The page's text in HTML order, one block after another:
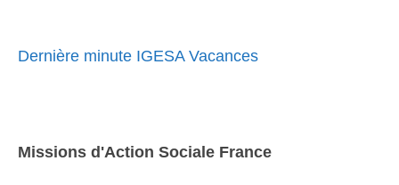
Dernière minute IGESA Vacances
Missions d'Action Sociale France